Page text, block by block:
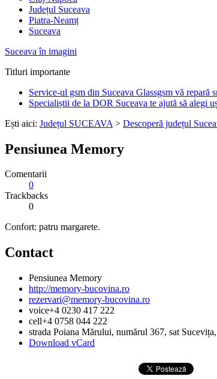
Județul Suceava
Piatra-Neamț
Suceava
Suceava în imagini
Titluri importante
Service-ul gsm din Suceava Glassgsm vă repară
Specialiștii de la DOR Suceava te ajută să alegi
Ești aici: Județul SUCEAVA > Descoperă județul
Pensiunea Memory
Comentarii
0
Trackbacks
0
Confort: patru margarete.
Contact
Pensiunea Memory
http://memory-bucovina.ro
rezervari@memory-bucovina.ro
voice+4 0230 417 222
cell+4 0758 044 222
strada Poiana Mărului, numărul 367, sat
Download vCard